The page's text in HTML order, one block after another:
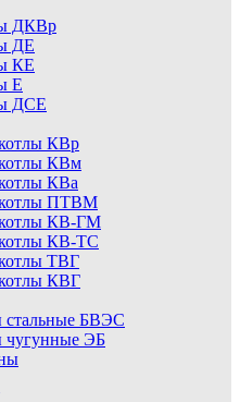
ДКВр
ДЕ
КЕ
Е
ДСЕ
КВр
КВм
КВа
ПТВМ
КВ-ГМ
КВ-ТС
ТВГ
КВГ
стальные БВЭС
чугунные ЭБ